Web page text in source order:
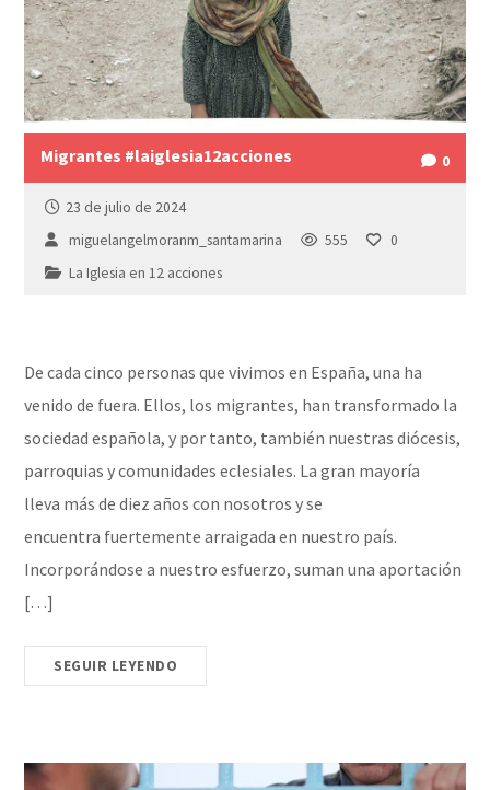
Migrantes #laiglesia12acciones 0
23 de julio de 2024
miguelangelmoranm_santamarina
555
0
La Iglesia en 12 acciones
De cada cinco personas que vivimos en España, una ha
venido de fuera. Ellos, los migrantes, han transformado la
sociedad española, y por tanto, también nuestras diócesis,
parroquias y comunidades eclesiales. La gran mayoría
lleva más de diez años con nosotros y se
encuentra fuertemente arraigada en nuestro país.
Incorporándose a nuestro esfuerzo, suman una aportación
[…]
SEGUIR LEYENDO